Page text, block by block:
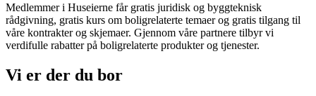
Medlemmer i Huseierne får gratis juridisk og byggteknisk
rådgivning, gratis kurs om boligrelaterte temaer og gratis tilgang til
våre kontrakter og skjemaer. Gjennom våre partnere tilbyr vi
verdifulle rabatter på boligrelaterte produkter og tjenester.
Vi er der du bor